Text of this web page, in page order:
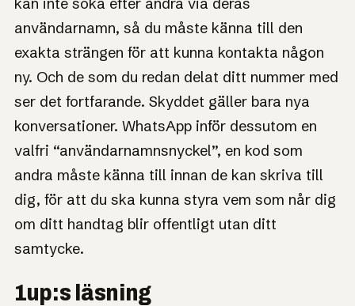
användarnamn, så du måste känna till den
exakta strängen för att kunna kontakta någon
ny. Och de som du redan delat ditt nummer med
ser det fortfarande. Skyddet gäller bara nya
konversationer. WhatsApp inför dessutom en
valfri “användarnamnsnyckel”, en kod som
andra måste känna till innan de kan skriva till
dig, för att du ska kunna styra vem som når dig
om ditt handtag blir offentligt utan ditt
samtycke.
1up:s läsning